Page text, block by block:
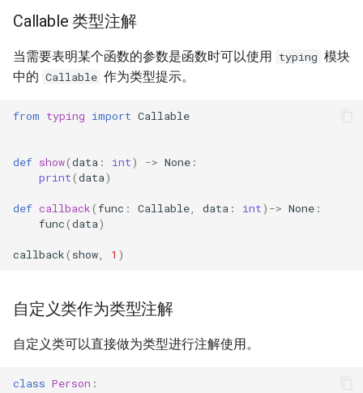
Callable 类型注解
当需要表明某个函数的参数是函数时可以使用 typing 模块
中的 Callable 作为类型提示。
from typing import Callable
def show(data : int) -> None :
print(data)
def callback(func : Callable data : int) -> None :
func(data)
callback( show 1 )
自定义类作为类型注解
自定义类可以直接做为类型进行注解使用。
class Person :